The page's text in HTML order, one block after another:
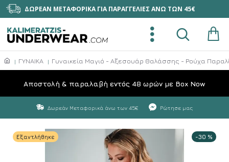
ΔΩΡΕΑΝ ΜΕΤΑΦΟΡΙΚΑ ΓΙΑ ΠΑΡΑΓΓΕΛΙΕΣ ΑΝΩ ΤΩΝ 45€
ΓΥΝΑΙΚΑ Γυναικεία Μαγιό - Αξεσουάρ Θαλάσσης - Ρούχα
Aποστολή & παραλαβή εντός 48 ωρών με Box Now
Δωρεάν Μεταφορικά άνω των 45€ Ρώτησε μας
-30 %
Εξαντλήθηκε